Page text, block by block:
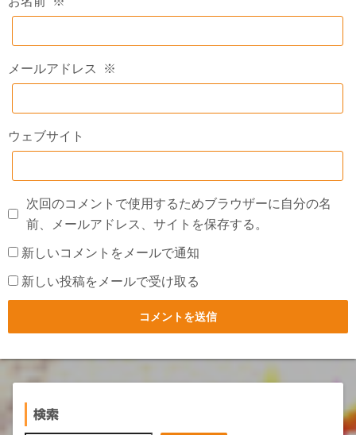
メールアドレス ※
ウェブサイト
次回のコメントで使用するためブラウザーに自分の名
前、メールアドレス、サイトを保存する。
新しいコメントをメールで通知
新しい投稿をメールで受け取る
検索